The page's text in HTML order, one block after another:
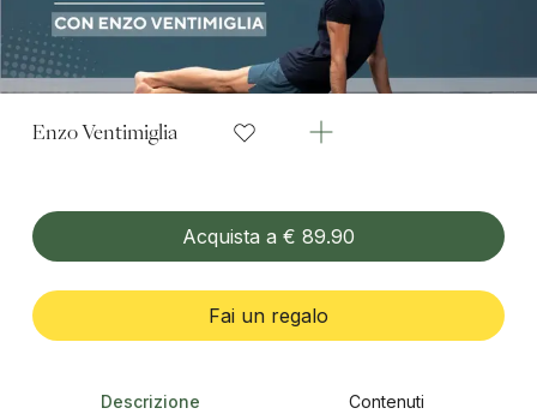
Enzo Ventimiglia
Acquista a € 89.90
Fai un regalo
Descrizione Contenuti